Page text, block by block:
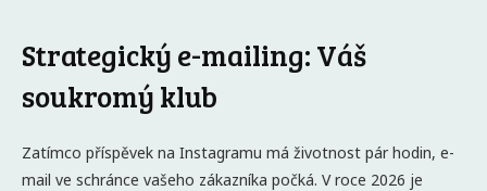
Strategický e-mailing: Váš
soukromý klub
Zatímco příspěvek na Instagramu má životnost pár hodin, e-
mail ve schránce vašeho zákazníka počká. V roce 2026 je